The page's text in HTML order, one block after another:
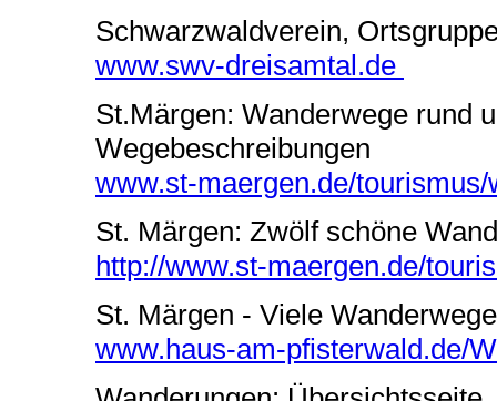
Schwarzwaldverein,
www.swv-dreisamtal.de
St.Märgen: Wanderwege rund
Wegebeschreibungen
www.st-maergen.de/
St. Märgen: Zwölf schöne
http://www.st-maergen.de/
St. Märgen - Viele
www.haus-am-pfisterwald.de/